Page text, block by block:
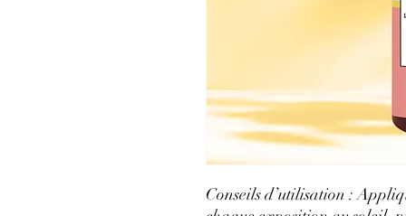
Conseils d’utilisation :